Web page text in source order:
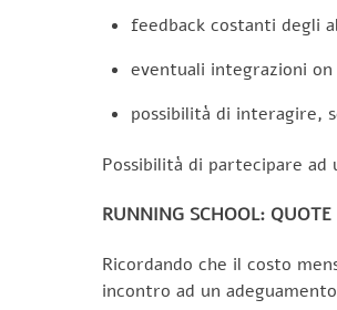
feedback costanti degli
eventuali integrazioni on
possibilità di interagire,
Possibilità di partecipare ad
RUNNING SCHOOL:
Ricordando che il costo
incontro ad un